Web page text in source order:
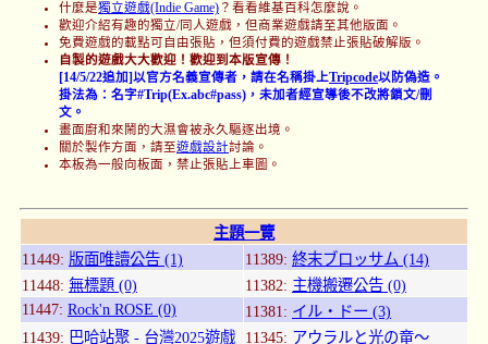
什麼是獨立遊戲(Indie Game) ？看看維基百科怎麼說。
歡迎介紹有趣的獨立/同人遊戲，但商業遊戲請至其他版面。
免費遊戲的載點可自由張貼，但須付費的遊戲禁止張貼破解版。
自製的遊戲大大歡迎！歡迎到本版宣傳！
[14/5/22追加]以官方名義宣傳者，請在名稱掛上Tripcode以防偽造。
掛法為：名字#Trip(Ex.abc#pass)，未加者經宣導後不改將鎖文/刪
文。
畫面廚和來鬧的大濕會被永久驅逐出境。
關於製作方面，請至遊戲設計討論。
本板為一般向板面，禁止張貼上車圖。
主題一覽
11449: 版面唯讀公告 (1) 11389: 終末ブロッサム (14)
11448: 無標題 (0) 11382: 主機搬遷公告 (0)
11447: Rock'n ROSE (0) 11381: イル・ドー (3)
11439: 巴哈站聚 - 台灣2025遊戲
11345: アウラルと光の竜～